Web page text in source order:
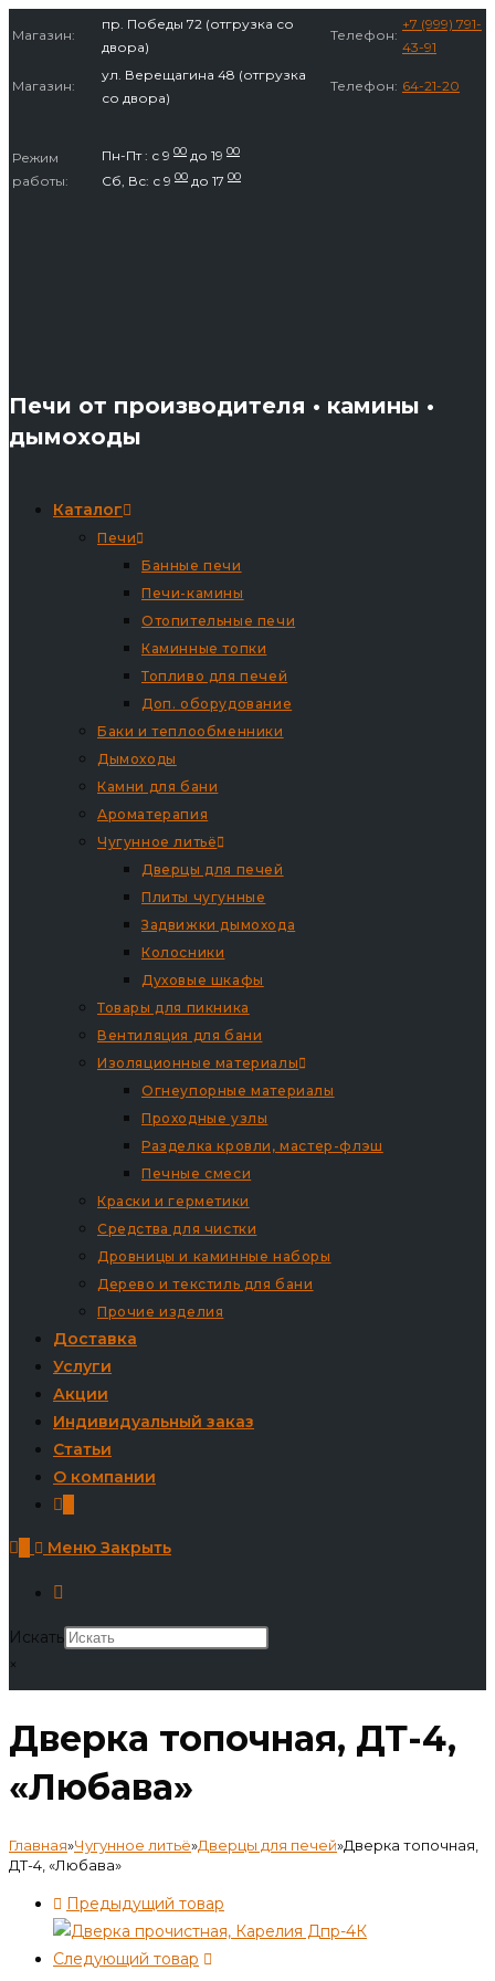
содержимому
Магазин:
пр. Победы 72 (отгрузка со
двора)
Телефон:
+7 (999) 791-
43-91
Магазин:
ул. Верещагина 48 (отгрузка
со двора)
Телефон: 64-21-20
Режим
работы:
Пн-Пт : с 9 00 до 19 00
Сб, Вс: с 9 00 до 17 00
Печи от производителя • камины •
дымоходы
Каталог
Печи
Банные печи
Печи-камины
Отопительные печи
Каминные топки
Топливо для печей
Доп. оборудование
Баки и теплообменники
Дымоходы
Камни для бани
Ароматерапия
Чугунное литьё
Дверцы для печей
Плиты чугунные
Задвижки дымохода
Колосники
Духовые шкафы
Товары для пикника
Вентиляция для бани
Изоляционные материалы
Огнеупорные материалы
Проходные узлы
Разделка кровли, мастер-флэш
Печные смеси
Краски и герметики
Средства для чистки
Дровницы и каминные наборы
Дерево и текстиль для бани
Прочие изделия
Доставка
Услуги
Акции
Индивидуальный заказ
Статьи
О компании
Меню Закрыть
Искать
×
Дверка топочная, ДТ-4,
«Любава»
Главная»Чугунное литьё»Дверцы для печей»Дверка топочная,
ДТ-4, «Любава»
Предыдущий товар
Следующий товар